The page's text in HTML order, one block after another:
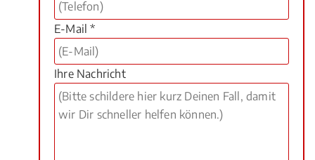
E-Mail *
Ihre Nachricht